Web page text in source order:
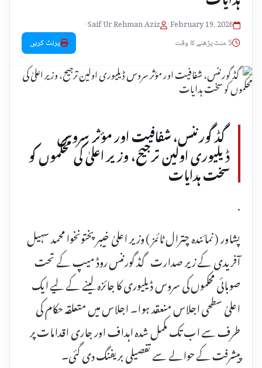
February 19, 2026
•
Saif Ur Rehman Aziz
•
5 منٹ پڑھنے کا وقت
پرنٹ کریں
گڈ گورننس، شفافیت اور مؤثر سروس
ڈیلیوری اولین ترجیح، وزیر اعلیٰ کی محکموں کو
سخت ہدایات
.
پشاور ( نمائندہ چترال ٹائمز ) وزیر اعلیٰ خیبر پختونخوا محمد سہیل
آفریدی کے زیر صدارت گڈ گورننس روڈ میپ کے تحت
صوبائی محکموں کی سروس ڈیلیوری کا جائزہ لینے کے لیے ایک
اعلیٰ سطحی اجلاس منعقد ہوا۔ اجلاس میں متعلقہ حکام کی
طرف سے اب تک مکمل شدہ اہداف اور جاری اقدامات پر
پیشرفت کے حوالے سے تفصیلی بریفنگ دی گئی۔